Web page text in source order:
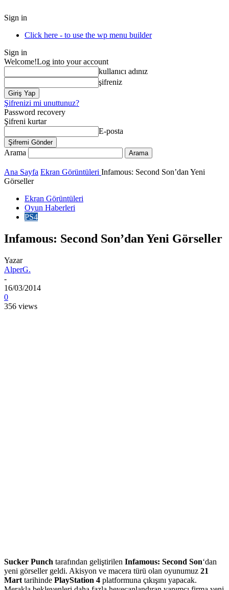
Sign in
Click here - to use the wp menu builder
Sign in
Welcome!Log into your account
kullanıcı adınız
şifreniz
Şifrenizi mi unuttunuz?
Password recovery
Şifreni kurtar
E-posta
Arama
Ana Sayfa Ekran Görüntüleri Infamous: Second Son’dan Yeni
Görseller
Ekran Görüntüleri
Oyun Haberleri
PS4
Infamous: Second Son’dan Yeni Görseller
Yazar
AlperG.
-
16/03/2014
0
356 views
Sucker Punch tarafından geliştirilen Infamous: Second Son‘dan
yeni görseller geldi. Akisyon ve macera türü olan oyunumuz 21
Mart tarihinde PlayStation 4 platformuna çıkışını yapacak.